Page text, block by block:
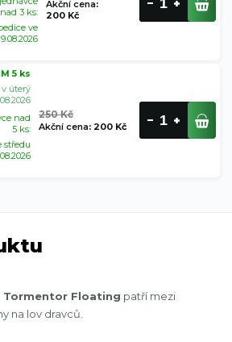
nad 3 ks:
ve
Akční cena:
200 Kč
5 ks
v úterý
nad
5 ks:
středu
250 Kč
Akční cena: 200 Kč
Tormentor Floating patří mezi
na lov dravců.